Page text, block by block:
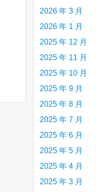
2026 年 3 月
2026 年 1 月
2025 年 12 月
2025 年 11 月
2025 年 10 月
2025 年 9 月
2025 年 8 月
2025 年 7 月
2025 年 6 月
2025 年 5 月
2025 年 4 月
2025 年 3 月